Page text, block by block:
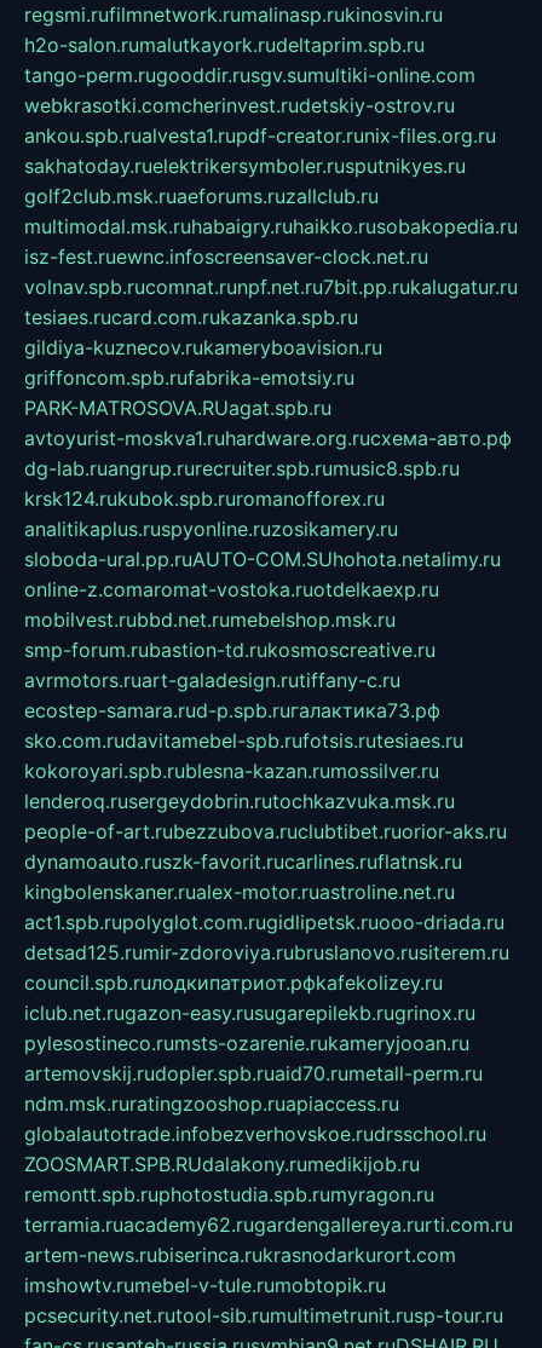
regsmi.rufilmnetwork.rumalinasp.rukinosvin.ru
h2o-salon.rumalutkayork.rudeltaprim.spb.ru
tango-perm.rugooddir.rusgv.sumultiki-online.com
webkrasotki.comcherinvest.rudetskiy-ostrov.ru
ankou.spb.rualvesta1.rupdf-creator.runix-files.org.ru
sakhatoday.ruelektrikersymboler.rusputnikyes.ru
golf2club.msk.ruaeforums.ruzallclub.ru
multimodal.msk.ruhabaigry.ruhaikko.rusobakopedia.ru
isz-fest.ruewnc.infoscreensaver-clock.net.ru
volnav.spb.rucomnat.runpf.net.ru7bit.pp.rukalugatur.ru
tesiaes.rucard.com.rukazanka.spb.ru
gildiya-kuznecov.rukameryboavision.ru
griffoncom.spb.rufabrika-emotsiy.ru
PARK-MATROSOVA.RUagat.spb.ru
avtoyurist-moskva1.ruhardware.org.ruсхема-авто.рф
dg-lab.ruangrup.rurecruiter.spb.rumusic8.spb.ru
krsk124.rukubok.spb.ruromanofforex.ru
analitikaplus.ruspyonline.ruzosikamery.ru
sloboda-ural.pp.ruAUTO-COM.SUhohota.netalimy.ru
online-z.comaromat-vostoka.ruotdelkaexp.ru
mobilvest.rubbd.net.rumebelshop.msk.ru
smp-forum.rubastion-td.rukosmoscreative.ru
avrmotors.ruart-galadesign.rutiffany-c.ru
ecostep-samara.rud-p.spb.ruгалактика73.рф
sko.com.rudavitamebel-spb.rufotsis.rutesiaes.ru
kokoroyari.spb.rublesna-kazan.rumossilver.ru
lenderoq.rusergeydobrin.rutochkazvuka.msk.ru
people-of-art.rubezzubova.ruclubtibet.ruorior-aks.ru
dynamoauto.ruszk-favorit.rucarlines.ruflatnsk.ru
kingbolenskaner.rualex-motor.ruastroline.net.ru
act1.spb.rupolyglot.com.rugidlipetsk.ruooo-driada.ru
detsad125.rumir-zdoroviya.rubruslanovo.rusiterem.ru
council.spb.ruлодкипатриот.рфkafekolizey.ru
iclub.net.rugazon-easy.rusugarepilekb.rugrinox.ru
pylesostineco.rumsts-ozarenie.rukameryjooan.ru
artemovskij.rudopler.spb.ruaid70.rumetall-perm.ru
ndm.msk.ruratingzooshop.ruapiaccess.ru
globalautotrade.infobezverhovskoe.rudrsschool.ru
ZOOSMART.SPB.RUdalakony.rumedikijob.ru
remontt.spb.ruphotostudia.spb.rumyragon.ru
terramia.ruacademy62.rugardengallereya.rurti.com.ru
artem-news.rubiserinca.rukrasnodarkurort.com
imshowtv.rumebel-v-tule.rumobtopik.ru
pcsecurity.net.rutool-sib.rumultimetrunit.rusp-tour.ru